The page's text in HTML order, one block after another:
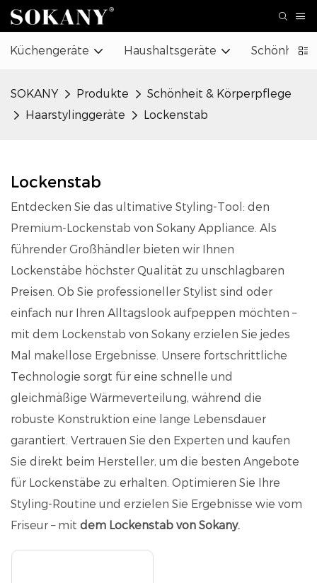
Küchengeräte Haushaltsgeräte Schönheit
SOKANY Produkte
Schönheit & Körperpflege
Haarstylinggeräte
Lockenstab
Lockenstab
Entdecken Sie das ultimative Styling-Tool: den
Premium-Lockenstab von Sokany Appliance. Als
führender Großhändler bieten wir Ihnen
Lockenstäbe höchster Qualität zu unschlagbaren
Preisen. Ob Sie professioneller Stylist sind oder
einfach nur Ihren Alltagslook aufpeppen möchten –
mit dem Lockenstab von Sokany erzielen Sie jedes
Mal makellose Ergebnisse. Unsere fortschrittliche
Technologie sorgt für eine schnelle und
gleichmäßige Wärmeverteilung, während die
robuste Konstruktion eine lange Lebensdauer
garantiert. Vertrauen Sie den Experten und kaufen
Sie direkt beim Hersteller, um die besten Angebote
für Lockenstäbe zu erhalten. Optimieren Sie Ihre
Styling-Routine und erzielen Sie Ergebnisse wie vom
Friseur – mit dem Lockenstab von Sokany.